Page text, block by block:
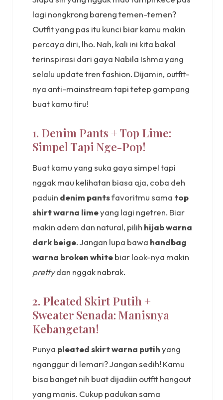
lagi nongkrong bareng temen-temen?
Outfit yang pas itu kunci biar kamu makin
percaya diri, lho. Nah, kali ini kita bakal
terinspirasi dari gaya Nabila Ishma yang
selalu update tren fashion. Dijamin, outfit-
nya anti-mainstream tapi tetep gampang
buat kamu tiru!
1. Denim Pants + Top Lime:
Simpel Tapi Nge-Pop!
Buat kamu yang suka gaya simpel tapi
nggak mau kelihatan biasa aja, coba deh
paduin denim pantsfavoritmu sama top
shirt warna limeyang lagi ngetren. Biar
makin adem dan natural, pilih hijab warna
dark beige. Jangan lupa bawa handbag
warna broken whitebiar look-nya makin
prettydan nggak nabrak.
2. Pleated Skirt Putih +
Sweater Senada: Manisnya
Kebangetan!
Punya pleated skirt warna putihyang
nganggur di lemari? Jangan sedih! Kamu
bisa banget nih buat dijadiin outfit hangout
yang manis. Cukup padukan sama